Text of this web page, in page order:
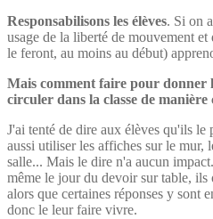
Responsabilisons les élèves. Si on
usage de la liberté de mouvement
le feront, au moins au début)
Mais comment faire pour donner
circuler dans la classe de
J'ai tenté de dire aux élèves qu'ils
aussi utiliser les affiches sur le mur,
salle... Mais le dire n'a aucun
même le jour du devoir sur table, ils
alors que certaines réponses y sont
donc le leur faire vivre.